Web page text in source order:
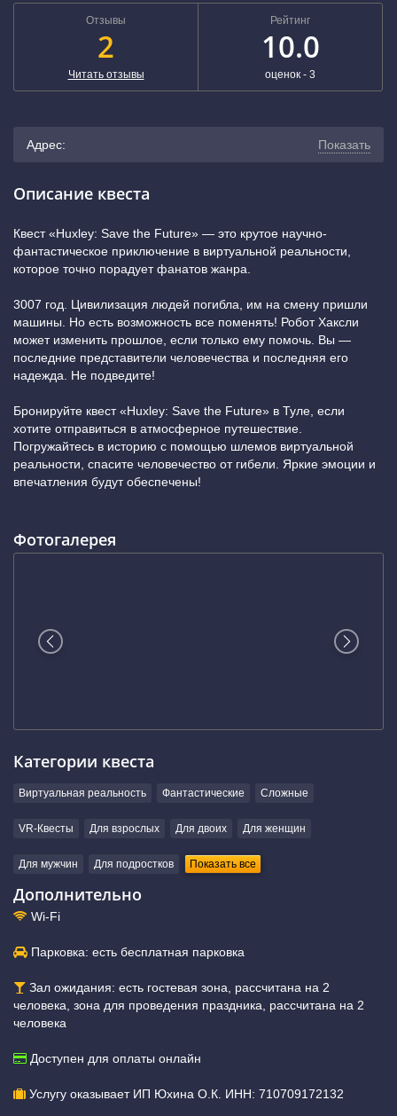
Отзывы
2
Читать отзывы
Рейтинг
10.0
оценок - 3
Адрес: Показать
+7 (800) 222-52-38
Описание квеста
Квест «Huxley: Save the Future» — это крутое научно-
фантастическое приключение в виртуальной реальности,
которое точно порадует фанатов жанра.
3007 год. Цивилизация людей погибла, им на смену пришли
машины. Но есть возможность все поменять! Робот Хаксли
может изменить прошлое, если только ему помочь. Вы —
последние представители человечества и последняя его
надежда. Не подведите!
Бронируйте квест «Huxley: Save the Future» в Туле, если
хотите отправиться в атмосферное путешествие.
Погружайтесь в историю с помощью шлемов виртуальной
реальности, спасите человечество от гибели. Яркие эмоции и
впечатления будут обеспечены!
Фотогалерея
Категории квеста
Виртуальная реальность Фантастические Сложные
VR-Квесты Для взрослых Для двоих Для женщин
Для мужчин Для подростков Показать все
Дополнительно
Wi-Fi
Парковка: есть бесплатная парковка
Зал ожидания: есть гостевая зона, рассчитана на 2
человека, зона для проведения праздника, рассчитана на 2
человека
Доступен для оплаты онлайн
Услугу оказывает ИП Юхина О.К. ИНН: 710709172132